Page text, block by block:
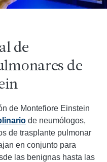
de
de
de Montefiore Einstein
de neumólogos,
de trasplante pulmonar
en conjunto para
las benignas hasta las